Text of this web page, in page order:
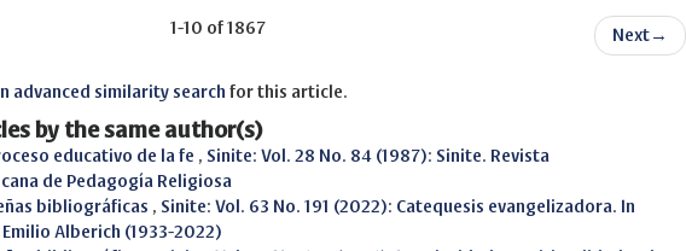
1-10 of 1867 Next →
advanced similarity search for this article.
by the same author(s)
educativo de la fe , Sinite: Vol. 28 No. 84 (1987): Sinite. Revista
de Pedagogía Religiosa
bibliográficas , Sinite: Vol. 63 No. 191 (2022): Catequesis evangelizadora. In
Alberich (1933-2022)